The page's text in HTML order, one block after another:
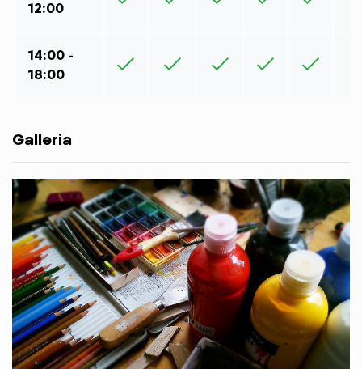
12:00
14:00 -
18:00
Galleria